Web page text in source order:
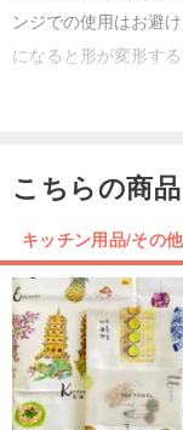
ンジでの使用はお避
になると形が変形する
こちらの商
キッチン用品/その他